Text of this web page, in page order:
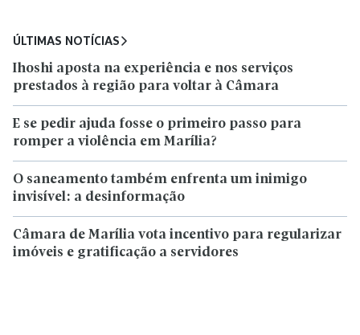
ÚLTIMAS NOTÍCIAS
Ihoshi aposta na experiência e nos serviços
prestados à região para voltar à Câmara
E se pedir ajuda fosse o primeiro passo para
romper a violência em Marília?
O saneamento também enfrenta um inimigo
invisível: a desinformação
Câmara de Marília vota incentivo para regularizar
imóveis e gratificação a servidores